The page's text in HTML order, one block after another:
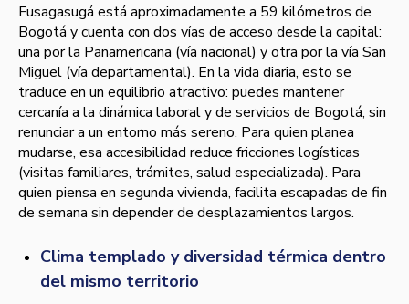
Fusagasugá está aproximadamente a 59 kilómetros de
Bogotá y cuenta con dos vías de acceso desde la capital:
una por la Panamericana (vía nacional) y otra por la vía San
Miguel (vía departamental). En la vida diaria, esto se
traduce en un equilibrio atractivo: puedes mantener
cercanía a la dinámica laboral y de servicios de Bogotá, sin
renunciar a un entorno más sereno. Para quien planea
mudarse, esa accesibilidad reduce fricciones logísticas
(visitas familiares, trámites, salud especializada). Para
quien piensa en segunda vivienda, facilita escapadas de fin
de semana sin depender de desplazamientos largos.
Clima templado y diversidad térmica dentro
del mismo territorio